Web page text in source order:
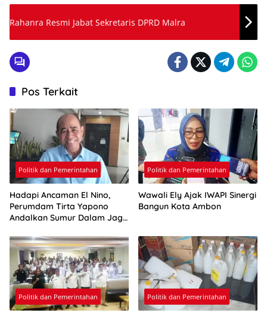
Rahanra Resmi Jabat Sekretaris DPRD Malra
Pos Terkait
Politik dan Pemerintahan
Hadapi Ancaman El Nino,
Perumdam Tirta Yapono
Andalkan Sumur Dalam Jaga
Politik dan Pemerintahan
Wawali Ely Ajak IWAPI Sinergi
Bangun Kota Ambon
Politik dan Pemerintahan Politik dan Pemerintahan